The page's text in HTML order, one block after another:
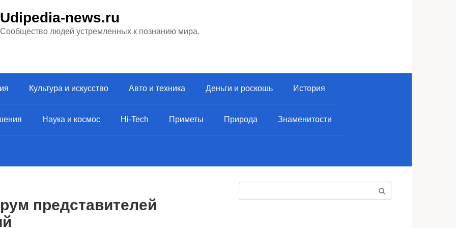
Udipedia-news.ru
Сообщество людей устремленных к познанию мира.
Культура и искусство Авто и техника Деньги и роскошь История
Наука и космос Hi-Tech Приметы Природа Знаменитости
представителей